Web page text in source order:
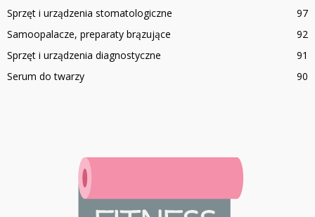
Sprzęt i urządzenia stomatologiczne
97
Samoopalacze, preparaty brązujące
92
Sprzęt i urządzenia diagnostyczne
91
Serum do twarzy
90